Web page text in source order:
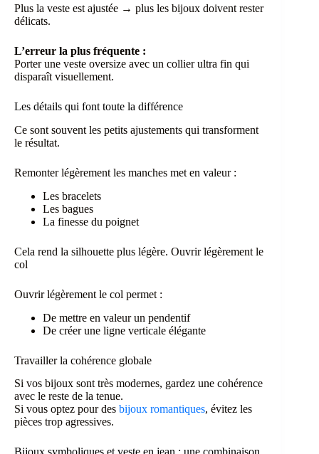
Plus la veste est ajustée → plus les bijoux doivent rester
délicats.
L’erreur la plus fréquente :
Porter une veste oversize avec un collier ultra fin qui
disparaît visuellement.
Les détails qui font toute la différence
Ce sont souvent les petits ajustements qui transforment
le résultat.
Remonter légèrement les manches met en valeur :
Les bracelets
Les bagues
La finesse du poignet
Cela rend la silhouette plus légère. Ouvrir légèrement le
col
Ouvrir légèrement le col permet :
De mettre en valeur un pendentif
De créer une ligne verticale élégante
Travailler la cohérence globale
Si vos bijoux sont très modernes, gardez une cohérence
avec le reste de la tenue.
Si vous optez pour des bijoux romantiques, évitez les
pièces trop agressives.